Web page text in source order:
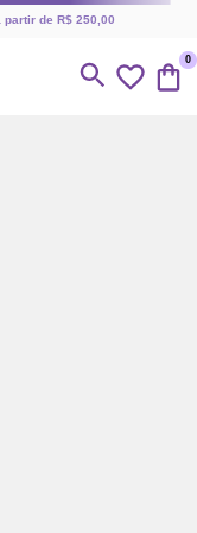
partir de R$ 250,00
0